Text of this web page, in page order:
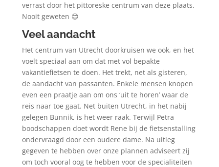
verrast door het pittoreske centrum van deze plaats.
Nooit geweten 😊
Veel aandacht
Het centrum van Utrecht doorkruisen we ook, en het
voelt speciaal aan om dat met vol bepakte
vakantiefietsen te doen. Het trekt, net als gisteren,
de aandacht van passanten. Enkele mensen knopen
even een praatje aan om ons ‘uit te horen’ waar de
reis naar toe gaat. Net buiten Utrecht, in het nabij
gelegen Bunnik, is het weer raak. Terwijl Petra
boodschappen doet wordt Rene bij de fietsenstalling
ondervraagd door een oudere dame. Na uitleg
gegeven te hebben over onze plannen adviseert zij
om toch vooral oog te hebben voor de specialiteiten